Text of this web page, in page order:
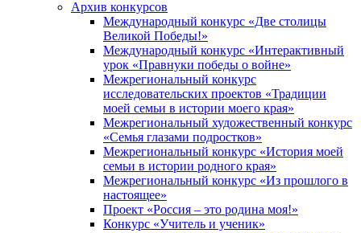
Архив конкурсов
Международный конкурс «Две столицы
Великой Победы!»
Международный конкурс «Интерактивный
урок «Правнуки победы о войне»
Межрегиональный конкурс
исследовательских проектов «Традиции
моей семьи в истории моего края»
Межрегиональный художественный конкурс
«Семья глазами подростков»
Межрегиональный конкурс «История моей
семьи в истории родного края»
Межрегиональный конкурс «Из прошлого в
настоящее»
Проект «Россия – это родина моя!»
Конкурс «Учитель и ученик»